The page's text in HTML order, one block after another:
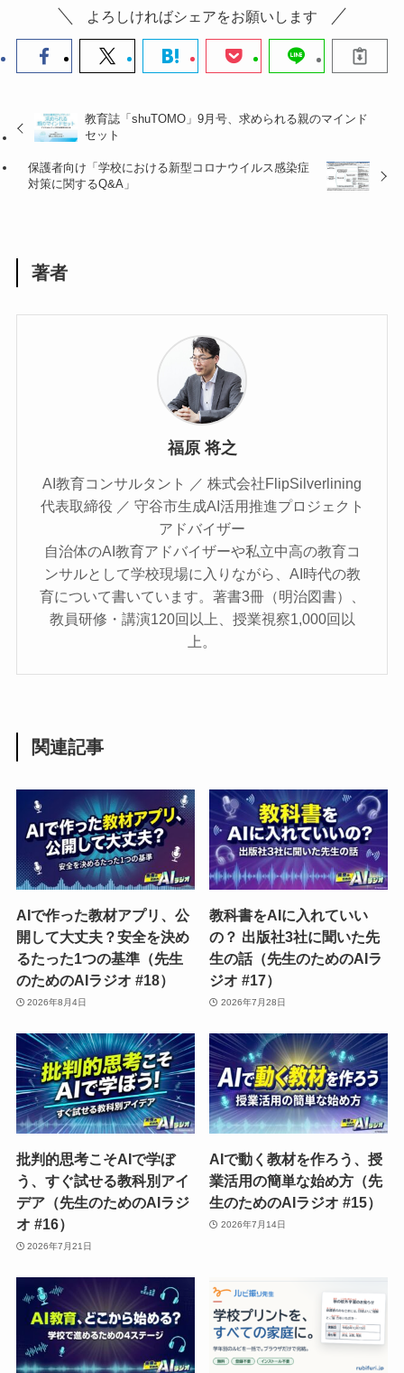
よろしければシェアをお願いします
教育誌「shuTOMO」9月号、求められる親のマインド
セット
保護者向け「学校における新型コロナウイルス感染症
対策に関するQ&A」
著者
福原 将之
AI教育コンサルタント ／ 株式会社FlipSilverlining
代表取締役 ／ 守谷市生成AI活用推進プロジェクト
アドバイザー
自治体のAI教育アドバイザーや私立中高の教育コ
ンサルとして学校現場に入りながら、AI時代の教
育について書いています。著書3冊（明治図書）、
教員研修・講演120回以上、授業視察1,000回以
上。
関連記事
AIで作った教材アプリ、公
開して大丈夫？安全を決め
るたった1つの基準（先生
のためのAIラジオ #18）
2026年8月4日
教科書をAIに入れていい
の？ 出版社3社に聞いた先
生の話（先生のためのAIラ
ジオ #17）
2026年7月28日
批判的思考こそAIで学ぼ
う、すぐ試せる教科別アイ
デア（先生のためのAIラジ
オ #16）
2026年7月21日
AIで動く教材を作ろう、授
業活用の簡単な始め方（先
生のためのAIラジオ #15）
2026年7月14日